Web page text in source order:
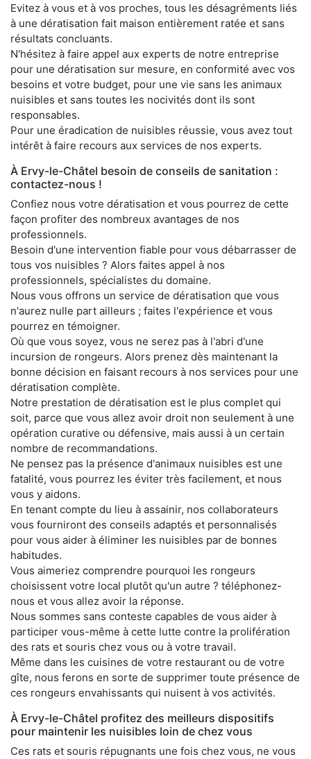
Evitez à vous et à vos proches, tous les désagréments liés
à une dératisation fait maison entièrement ratée et sans
résultats concluants.
N'hésitez à faire appel aux experts de notre entreprise
pour une dératisation sur mesure, en conformité avec vos
besoins et votre budget, pour une vie sans les animaux
nuisibles et sans toutes les nocivités dont ils sont
responsables.
Pour une éradication de nuisibles réussie, vous avez tout
intérêt à faire recours aux services de nos experts.
À Ervy-le-Châtel besoin de conseils de sanitation :
contactez-nous !
Confiez nous votre dératisation et vous pourrez de cette
façon profiter des nombreux avantages de nos
professionnels.
Besoin d'une intervention fiable pour vous débarrasser de
tous vos nuisibles ? Alors faites appel à nos
professionnels, spécialistes du domaine.
Nous vous offrons un service de dératisation que vous
n'aurez nulle part ailleurs ; faites l'expérience et vous
pourrez en témoigner.
Où que vous soyez, vous ne serez pas à l'abri d'une
incursion de rongeurs. Alors prenez dès maintenant la
bonne décision en faisant recours à nos services pour une
dératisation complète.
Notre prestation de dératisation est le plus complet qui
soit, parce que vous allez avoir droit non seulement à une
opération curative ou défensive, mais aussi à un certain
nombre de recommandations.
Ne pensez pas la présence d'animaux nuisibles est une
fatalité, vous pourrez les éviter très facilement, et nous
vous y aidons.
En tenant compte du lieu à assainir, nos collaborateurs
vous fourniront des conseils adaptés et personnalisés
pour vous aider à éliminer les nuisibles par de bonnes
habitudes.
Vous aimeriez comprendre pourquoi les rongeurs
choisissent votre local plutôt qu'un autre ? téléphonez-
nous et vous allez avoir la réponse.
Nous sommes sans conteste capables de vous aider à
participer vous-même à cette lutte contre la prolifération
des rats et souris chez vous ou à votre travail.
Même dans les cuisines de votre restaurant ou de votre
gîte, nous ferons en sorte de supprimer toute présence de
ces rongeurs envahissants qui nuisent à vos activités.
À Ervy-le-Châtel profitez des meilleurs dispositifs
pour maintenir les nuisibles loin de chez vous
Ces rats et souris répugnants une fois chez vous, ne vous